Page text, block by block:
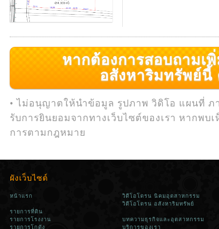
หากต้องการสอบถามเ
อสังหาริมทรัพย์นี้
• ไม่อนุญาตให้นำข้อมูล รูปภาพ วิดิโอ แผนที่ ภ
รับการยินยอมจากทางเว็บไซต์ของเรา หากพบ
การตามกฎหมาย
ผังเว็บไซต์
หน้าแรก
รายการที่ดิน
รายการโรงงาน
รายการโกดัง
วิดีโอโดรน นิคมอุตสาหกรรม
วิดีโอโดรน อสังหาริมทรัพย์
บทความธุรกิจและอุตสาหกรรม
บริการของเรา